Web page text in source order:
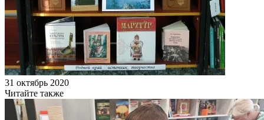
31 октябрь 2020
Читайте также